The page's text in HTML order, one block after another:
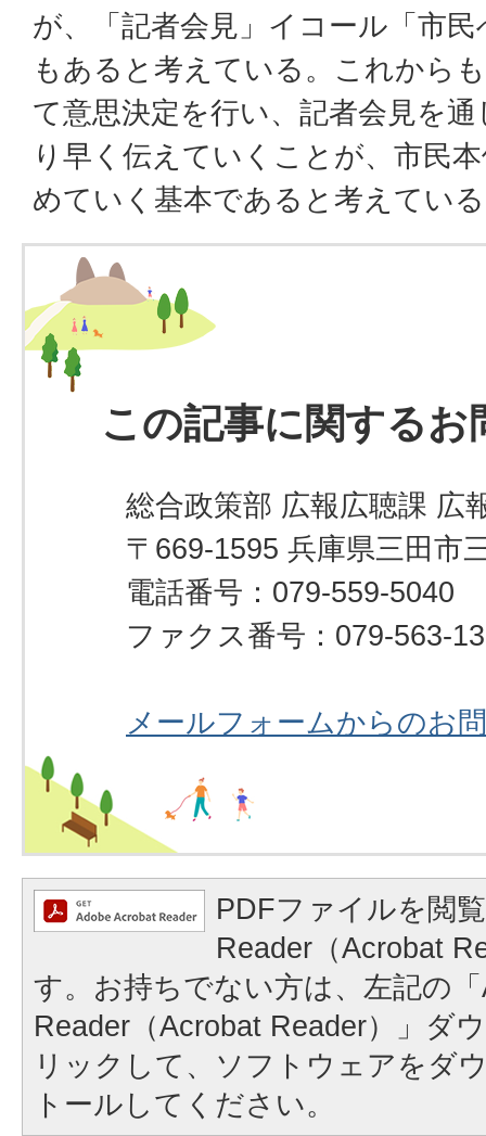
が、「記者会見」イコール「市
もあると考えている。これから
て意思決定を行い、記者会見を
り早く伝えていくことが、市民
めていく基本であると考えてい
この記事に関するお
総合政策部 広報広聴課 広
〒669-1595 兵庫県三田市
電話番号：079-559-5040
ファクス番号：079-563-
メールフォームからのお
PDFファイルを閲
Reader（Acrobat
す。お持ちでない方は、左記の
Reader（Acrobat Reader）」ダ
リックして、ソフトウェアをダ
トールしてください。